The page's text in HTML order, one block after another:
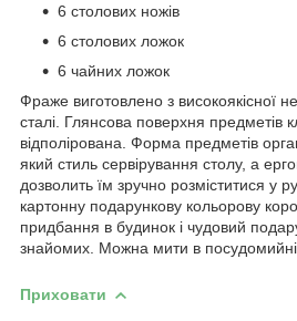
6 столових ножів
6 столових ложок
6 чайних ложок
Фраже виготовлено з високоякісної
сталі. Глянсова поверхня предметів
відполірована. Форма предметів
який стиль сервірування столу, а
дозволить їм зручно розміститися у
картонну подарункову кольорову
придбання в будинок і чудовий
знайомих. Можна мити в
Приховати